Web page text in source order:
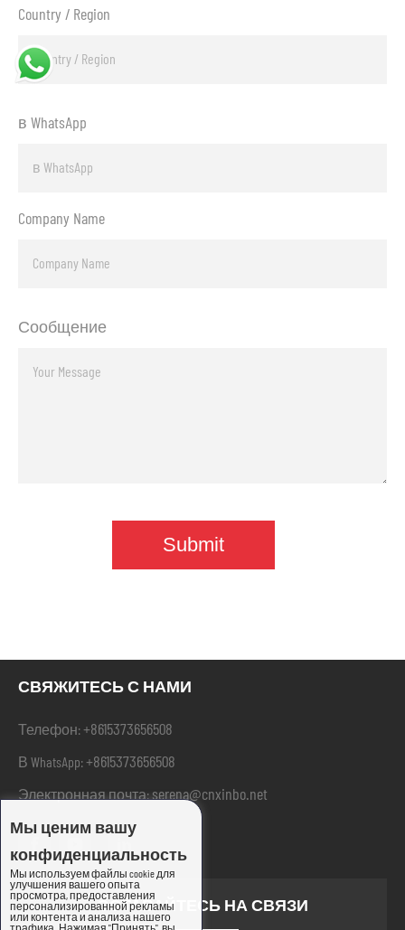
Country / Region
в WhatsApp
Company Name
Сообщение
СВЯЖИТЕСЬ С НАМИ
Телефон:+8615373656508
В WhatsApp:+8615373656508
Электронная почта:serena@cnxinbo.net
ОСТАВАЙТЕСЬ НА СВЯЗИ
Мы ценим вашу
конфиденциальность
Мы используем файлы cookie для
улучшения вашего опыта
просмотра, предоставления
персонализированной рекламы
или контента и анализа нашего
трафика. Нажимая "Принять", вы